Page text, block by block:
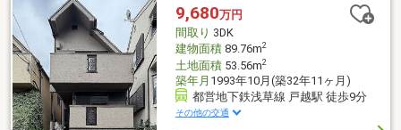
9,680万円
間取り 3DK
建物面積89.76m2
土地面積53.56m2
築年月 1993年10月(築32年11ヶ月)
都営地下鉄浅草線 戸越駅 徒歩9分
その他の交通